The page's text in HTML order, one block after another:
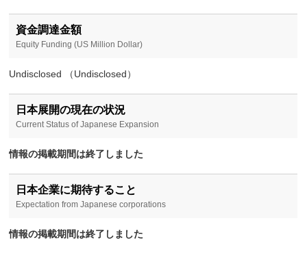
資金調達金額
Equity Funding (US Million Dollar)
Undisclosed （Undisclosed）
日本展開の現在の状況
Current Status of Japanese Expansion
情報の掲載期間は終了しました
日本企業に期待すること
Expectation from Japanese corporations
情報の掲載期間は終了しました